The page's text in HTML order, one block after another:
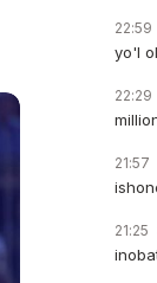
22:59
yo'l
22:29
21:57
21:25